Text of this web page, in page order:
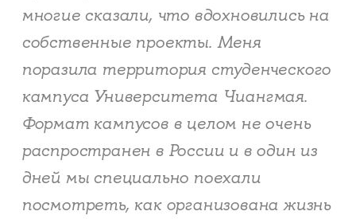
многие сказали, что вдохновились на
собственные проекты. Меня
поразила территория студенческого
кампуса Университета Чиангмая.
Формат кампусов в целом не очень
распространен в России и в один из
дней мы специально поехали
посмотреть, как организована жизнь